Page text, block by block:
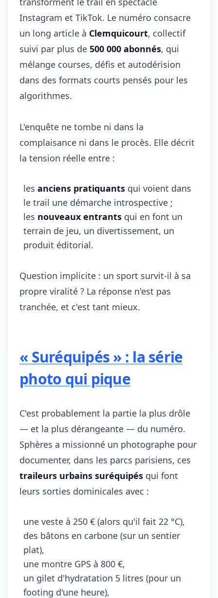
Instagram et TikTok. Le numéro consacre
un long article à Clemquicourt, collectif
suivi par plus de 500 000 abonnés, qui
mélange courses, défis et autodérision
dans des formats courts pensés pour les
algorithmes.
L'enquête ne tombe ni dans la
complaisance ni dans le procès. Elle décrit
la tension réelle entre :
les anciens pratiquants qui voient dans
le trail une démarche introspective ;
les nouveaux entrants qui en font un
terrain de jeu, un divertissement, un
produit éditorial.
Question implicite : un sport survit-il à sa
propre viralité ? La réponse n'est pas
tranchée, et c'est tant mieux.
« Suréquipés » : la série
photo qui pique
C'est probablement la partie la plus drôle
— et la plus dérangeante — du numéro.
Sphères a missionné un photographe pour
documenter, dans les parcs parisiens, ces
traileurs urbains suréquipés qui font
leurs sorties dominicales avec :
une veste à 250 € (alors qu'il fait 22 °C),
des bâtons en carbone (sur un sentier
plat),
une montre GPS à 800 €,
un gilet d'hydratation 5 litres (pour un
footing d'une heure),